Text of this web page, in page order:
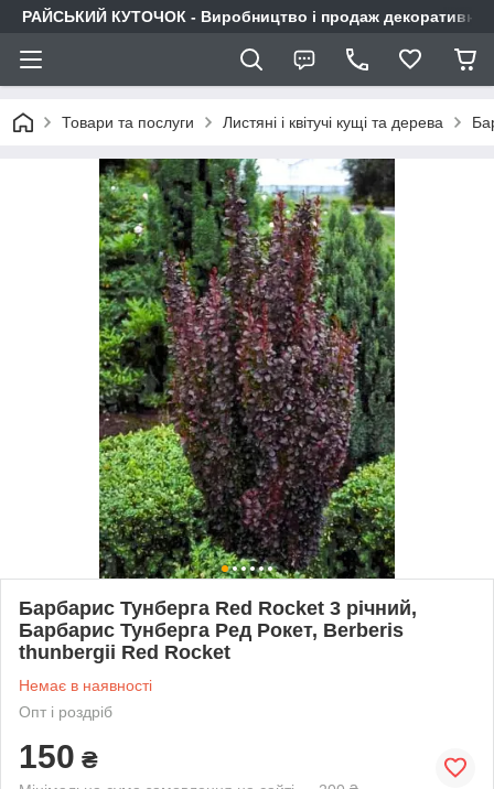
РАЙСЬКИЙ КУТОЧОК - Виробництво і продаж декоративних
Товари та послуги Листяні і квітучі кущі та дерева
Барбарис Тунберга Red Roсket 3 річний,
Барбарис Тунберга Ред Рокет, Berberis
thunbergii Red Roсket
Немає в наявності
Опт і роздріб
150 ₴